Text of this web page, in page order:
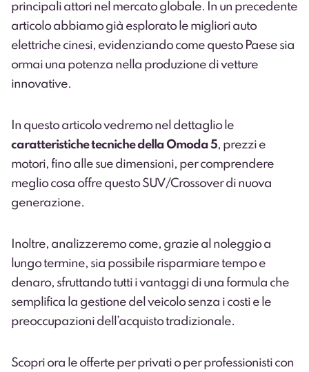
principali attori nel mercato globale. In un precedente
articolo abbiamo già esplorato le migliori auto
elettriche cinesi, evidenziando come questo Paese sia
ormai una potenza nella produzione di vetture
innovative.
In questo articolo vedremo nel dettaglio le
caratteristiche tecniche della Omoda 5, prezzi e
motori, fino alle sue dimensioni, per comprendere
meglio cosa offre questo SUV/Crossover di nuova
generazione.
Inoltre, analizzeremo come, grazie al noleggio a
lungo termine, sia possibile risparmiare tempo e
denaro, sfruttando tutti i vantaggi di una formula che
semplifica la gestione del veicolo senza i costi e le
preoccupazioni dell’acquisto tradizionale.
Scopri ora le offerte per privati o perprofessionisti con